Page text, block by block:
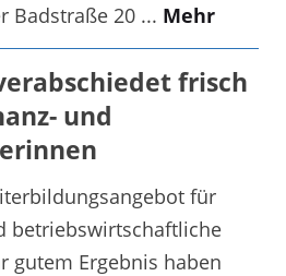
Badstraße 20 ... Mehr
frisch
und
für
betriebswirtschaftliche
gutem Ergebnis haben